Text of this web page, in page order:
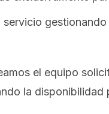
el equipo
la disponibilidad